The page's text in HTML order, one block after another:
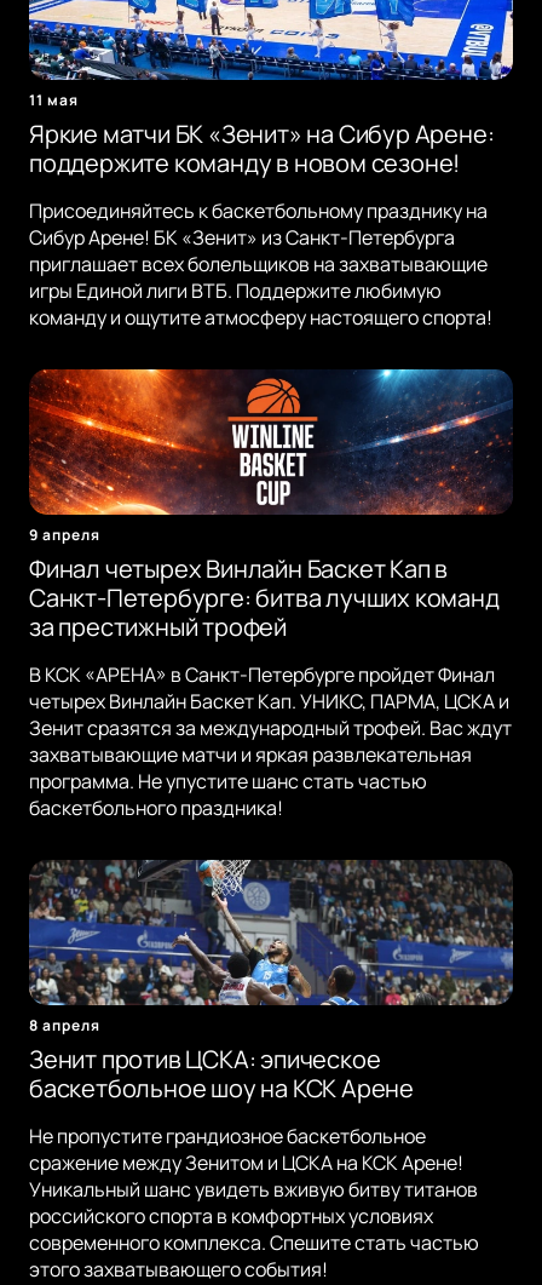
11 мая
Яркие матчи БК «Зенит» на Сибур Арене:
поддержите команду в новом сезоне!
Присоединяйтесь к баскетбольному празднику на
Сибур Арене! БК «Зенит» из Санкт-Петербурга
приглашает всех болельщиков на захватывающие
игры Единой лиги ВТБ. Поддержите любимую
команду и ощутите атмосферу настоящего спорта!
9 апреля
Финал четырех Винлайн Баскет Кап в
Санкт-Петербурге: битва лучших команд
за престижный трофей
В КСК «АРЕНА» в Санкт-Петербурге пройдет Финал
четырех Винлайн Баскет Кап. УНИКС, ПАРМА, ЦСКА и
Зенит сразятся за международный трофей. Вас ждут
захватывающие матчи и яркая развлекательная
программа. Не упустите шанс стать частью
баскетбольного праздника!
8 апреля
Зенит против ЦСКА: эпическое
баскетбольное шоу на КСК Арене
Не пропустите грандиозное баскетбольное
сражение между Зенитом и ЦСКА на КСК Арене!
Уникальный шанс увидеть вживую битву титанов
российского спорта в комфортных условиях
современного комплекса. Спешите стать частью
этого захватывающего события!